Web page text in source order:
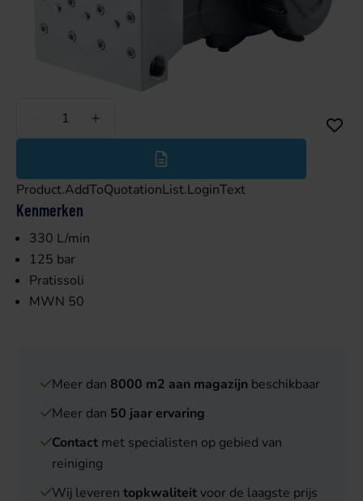
Minder
Product.AddToQuotationList.LoginText
Kenmerken
330 L/min
125 bar
Pratissoli
MWN 50
Meer dan 8000 m2 aan magazijn beschikbaar
Meer dan 50 jaar ervaring
Contact met specialisten op gebied van
reiniging
Wij leveren topkwaliteit voor de laagste prijs